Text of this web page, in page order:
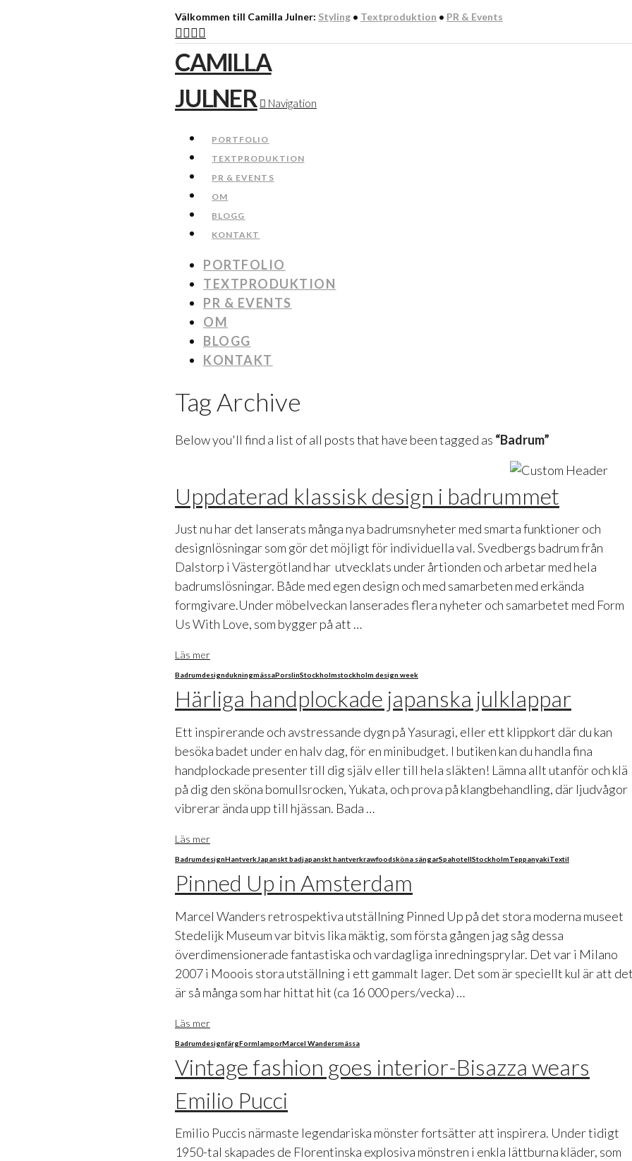
Välkommen till Camilla Julner: Styling • Textproduktion • PR & Events
CAMILLA
JULNER
Navigation
PORTFOLIO
TEXTPRODUKTION
PR & EVENTS
OM
BLOGG
KONTAKT
PORTFOLIO
TEXTPRODUKTION
PR & EVENTS
OM
BLOGG
KONTAKT
Tag Archive
Below you'll find a list of all posts that have been tagged as “Badrum”
Uppdaterad klassisk design i badrummet
Just nu har det lanserats många nya badrumsnyheter med smarta funktioner och
designlösningar som gör det möjligt för individuella val. Svedbergs badrum från
Dalstorp i Västergötland har utvecklats under årtionden och arbetar med hela
badrumslösningar. Både med egen design och med samarbeten med erkända
formgivare.Under möbelveckan lanserades flera nyheter och samarbetet med Form
Us With Love, som bygger på att …
Läs mer
BadrumdesigndukningmässaPorslinStockholmstockholm design week
Härliga handplockade japanska julklappar
Ett inspirerande och avstressande dygn på Yasuragi, eller ett klippkort där du kan
besöka badet under en halv dag, för en minibudget. I butiken kan du handla fina
handplockade presenter till dig själv eller till hela släkten! Lämna allt utanför och klä
på dig den sköna bomullsrocken, Yukata, och prova på klangbehandling, där ljudvågor
vibrerar ända upp till hjässan. Bada …
Läs mer
BadrumdesignHantverkJapanskt badjapanskt hantverkrawfoodsköna sängarSpahotellStockholmTeppanyakiTextil
Pinned Up in Amsterdam
Marcel Wanders retrospektiva utställning Pinned Up på det stora moderna museet
Stedelijk Museum var bitvis lika mäktig, som första gången jag såg dessa
överdimensionerade fantastiska och vardagliga inredningsprylar. Det var i Milano
2007 i Mooois stora utställning i ett gammalt lager. Det som är speciellt kul är att det
är så många som har hittat hit (ca 16 000 pers/vecka) …
Läs mer
BadrumdesignfärgFormlamporMarcel Wandersmässa
Vintage fashion goes interior-Bisazza wears
Emilio Pucci
Emilio Puccis närmaste legendariska mönster fortsätter att inspirera. Under tidigt
1950-tal skapades de Florentinska explosiva mönstren i enkla lättburna kläder, som